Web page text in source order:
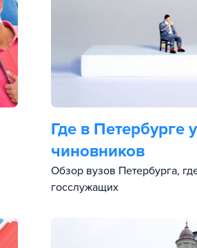
Где в Петербурге
чиновников
Обзор вузов Петербурга,
госслужащих